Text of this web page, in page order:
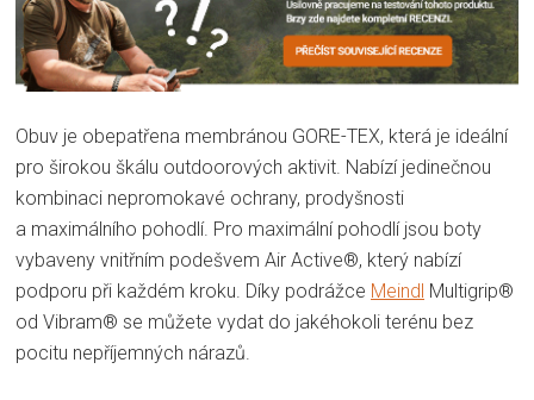
Obuv je obepatřena membránou GORE-TEX, která je ideální
pro širokou škálu outdoorových aktivit. Nabízí jedinečnou
kombinaci nepromokavé ochrany, prodyšnosti
a maximálního pohodlí. Pro maximální pohodlí jsou boty
vybaveny vnitřním podešvem Air Active®, který nabízí
podporu při každém kroku. Díky podrážce Meindl Multigrip®
od Vibram® se můžete vydat do jakéhokoli terénu bez
pocitu nepříjemných nárazů.